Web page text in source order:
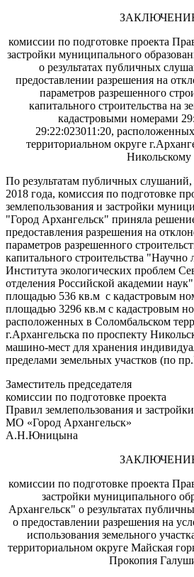
комиссии по подготовке проекта
застройки муниципального
о результатах публичных
предоставлении разрешения на
параметров разрешенного
капитального строительства на
кадастровыми номерами
29:22:023011:20,
территориальном округе
Никольскому
По результатам публичных слушаний,
2018 года, комиссия по подготовке
землепользования и застройки
"Город Архангельск" приняла
предоставления разрешения на
параметров разрешенного
капитального строительства
Института экологических проблем
отделения Российской академии
площадью 536 кв.м с кадастровым
площадью 3296 кв.м с кадастровым
расположенных в Соломбальском
г.Архангельска по проспекту
машино-мест для хранения
пределами земельных участков (по
Заместитель председателя
комиссии по подготовке проекта
Правил землепользования и застройки
МО «Город
А.Н.Юницына
комиссии по подготовке проекта
застройки муниципального
Архангельск" о результатах
о предоставлении разрешения на
использования земельного
территориальном округе Майская
Прокопия